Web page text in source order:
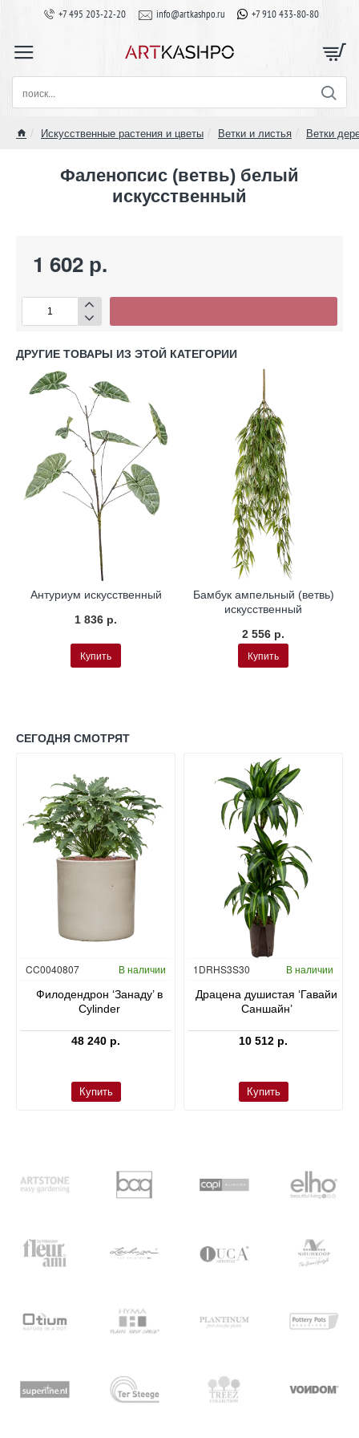
+7 495 203-22-20 info@artkashpo.ru +7 910 433-80-80
поиск...
Искусственные растения и цветы Ветки и листья Ветки
Фаленопсис (ветвь) белый
искусственный
1 602 р.
ДРУГИЕ ТОВАРЫ ИЗ ЭТОЙ КАТЕГОРИИ
Антуриум искусственный
1 836 р.
Купить
Бамбук ампельный (ветвь)
искусственный
2 556 р.
Купить
СЕГОДНЯ СМОТРЯТ
CC0040807 В наличии
Филодендрон ‘Занаду’ в
Cylinder
48 240 р.
Купить
Гидропоника
1DRHS3S30 В наличии
Драцена душистая ‘Гавайи
Саншайн’
10 512 р.
Купить